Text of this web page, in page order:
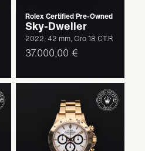
Rolex Certified Pre-Owned
Sky-Dweller
2022, 42 mm, Oro 18 CT.R
37.000,00 €